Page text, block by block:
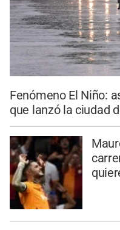
Fenómeno El Niño:
que lanzó la ciudad